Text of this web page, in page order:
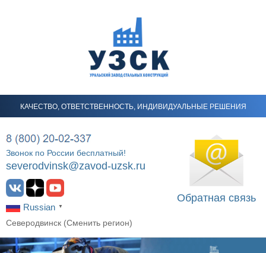
КАЧЕСТВО, ОТВЕТСТВЕННОСТЬ, ИНДИВИДУАЛЬНЫЕ РЕШЕНИЯ
Звонок по России бесплатный!
severodvinsk@zavod-uzsk.ru
Russian ▼
Обратная связь
Северодвинск (Сменить регион)